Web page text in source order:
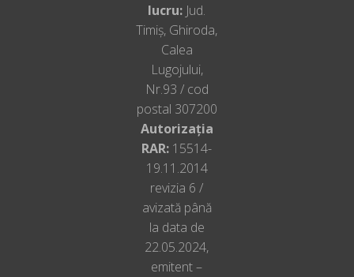
lucru: Jud.
Timiș, Ghiroda,
Calea
Lugojului,
Nr.93 / cod
postal 307200
Autorizația
RAR: 15514-
19.11.2014
revizia 6 /
avizată până
la data de
22.05.2024,
emitent –